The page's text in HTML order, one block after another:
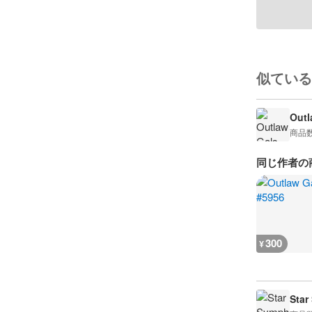
似てい
商品
同じ作者の
¥300
Star